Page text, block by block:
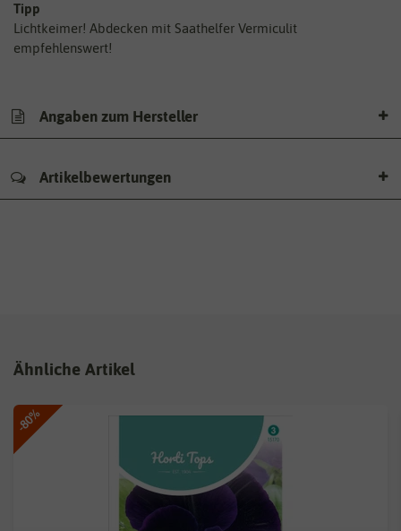
Tipp
Lichtkeimer! Abdecken mit Saathelfer Vermiculit
empfehlenswert!
Angaben zum Hersteller
Artikelbewertungen
Ähnliche Artikel
-80%